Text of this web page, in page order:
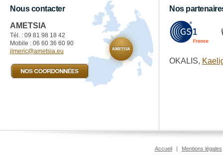
Nous contacter
AMETSIA
Tél. : 09 81 98 18 42‬
Mobile : 06 60 36 60 90
jlmeric@ametsia.eu
Nos
OKALIS,
Accueil | Mentions légales